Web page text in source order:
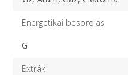
Energetikai besorolás
G
Extrák